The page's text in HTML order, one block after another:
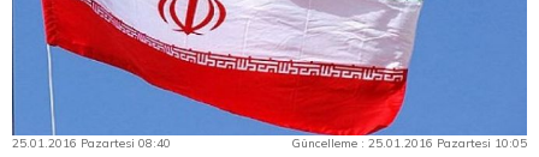
25.01.2016 Pazartesi 08:40 Güncelleme : 25.01.2016 Pazartesi 10:05